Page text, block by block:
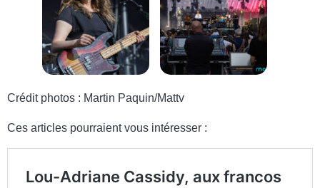
Crédit photos : Martin Paquin/Mattv
Ces articles pourraient vous intéresser :